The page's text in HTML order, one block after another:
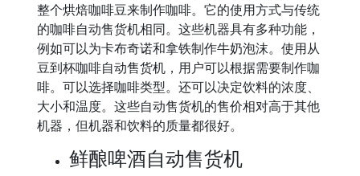
整个烘焙咖啡豆来制作咖啡。它的使用方式与传统
的咖啡自动售货机相同。这些机器具有多种功能，
例如可以为卡布奇诺和拿铁制作牛奶泡沫。使用从
豆到杯咖啡自动售货机，用户可以根据需要制作咖
啡。可以选择咖啡类型。还可以决定饮料的浓度、
大小和温度。这些自动售货机的售价相对高于其他
机器，但机器和饮料的质量都很好。
鲜酿啤酒自动售货机